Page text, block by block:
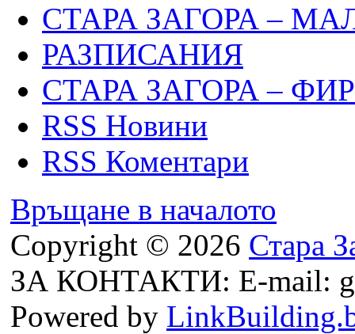
СТАРА ЗАГОРА –
РАЗПИСАНИЯ
СТАРА ЗАГОРА –
RSS Новини
RSS Коментари
Връщане в началото
Copyright © 2026 Стара
ЗА КОНТАКТИ: E-mail:
Powered by